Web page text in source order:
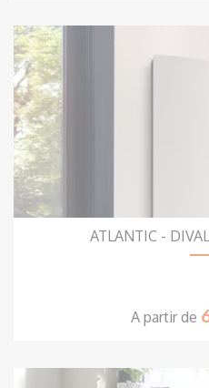
ATLANTIC -
A partir de